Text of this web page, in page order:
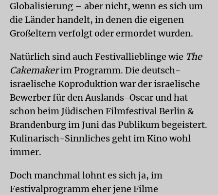
Globalisierung – aber nicht, wenn es sich um
die Länder handelt, in denen die eigenen
Großeltern verfolgt oder ermordet wurden.
Natürlich sind auch Festivallieblinge wie The
Cakemakerim Programm. Die deutsch-
israelische Koproduk­tion war der israelische
Bewerber für den Auslands-Oscar und hat
schon beim Jüdischen Filmfestival Berlin &
Brandenburg im Juni das Publikum begeistert.
Kulinarisch-Sinnliches geht im Kino wohl
immer.
Doch manchmal lohnt es sich ja, im
Festivalprogramm eher jene Filme